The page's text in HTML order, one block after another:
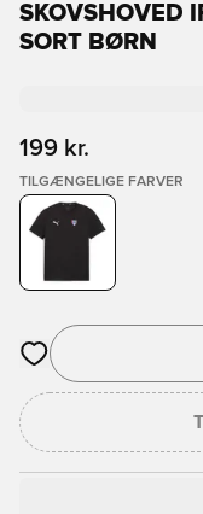
SKOVSHOVED
SORT BØRN
199 kr.
TILGÆNGELIGE FARVER
Åbner en Modal til